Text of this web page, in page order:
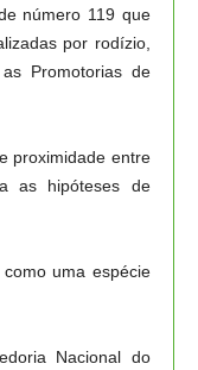
número 119 que
por rodízio,
Promotorias de
proximidade entre
as hipóteses de
uma espécie
Nacional do